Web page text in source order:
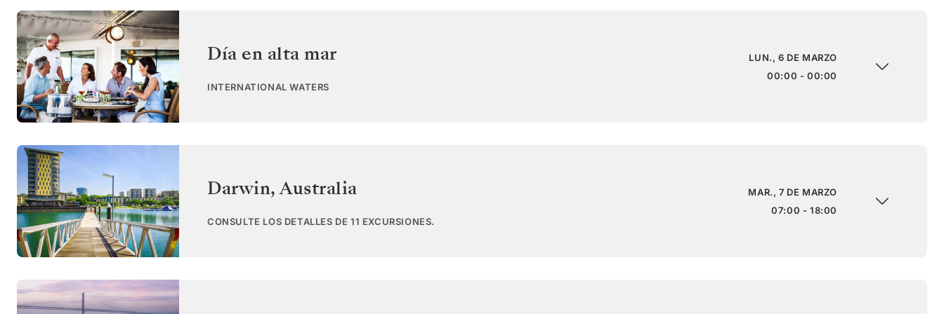
Día en alta mar
INTERNATIONAL WATERS
LUN., 6 DE MARZO
00:00 - 00:00
Darwin,Australia
CONSULTE LOS DETALLES DE 11 EXCURSIONES.
MAR., 7 DE MARZO
07:00 - 18:00